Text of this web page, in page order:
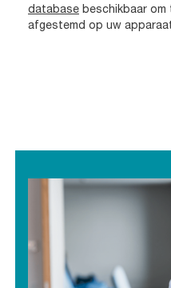
database beschikbaar
afgestemd op uw